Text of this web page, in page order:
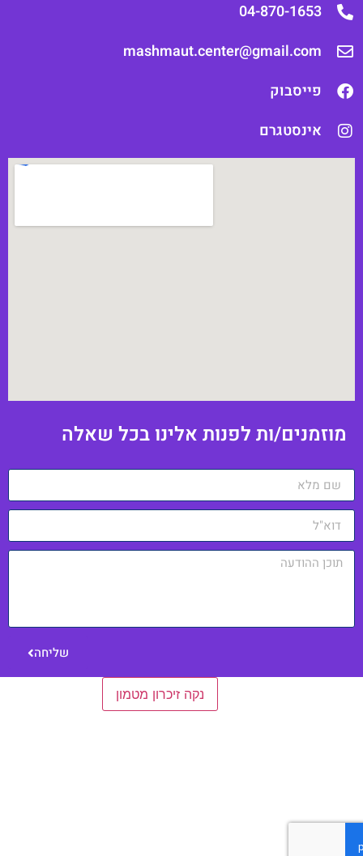
04-870-1653
mashmaut.center@gmail.com
פייסבוק
אינסטגרם
ות לפנות אלינו בכל שאלה
שליחה
נקה זיכרון מטמון